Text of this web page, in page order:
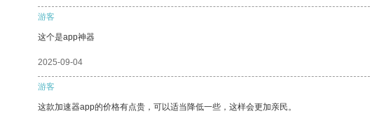
游客
这个是app神器
2025-09-04
游客
这款加速器app的价格有点贵，可以适当降低一些，这样会更加亲民。